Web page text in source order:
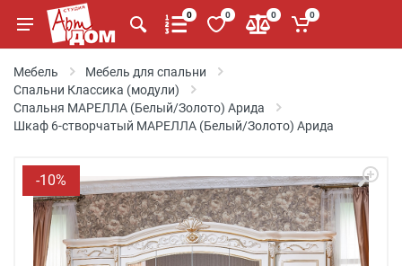
0 0 0 0
Мебель
Мебель для спальни
Спальни Классика (модули)
Спальня МАРЕЛЛА (Белый/Золото) Арида
Шкаф 6-створчатый МАРЕЛЛА (Белый/Золото) Арида
-10%